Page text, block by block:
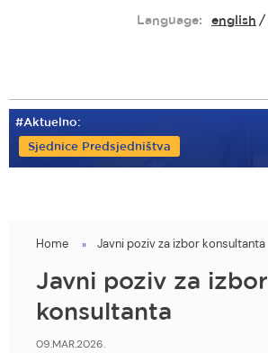
Language: english
#Aktuelno:
Sjednice Predsjedništva
You
are
here
Home Javni poziv za izbor konsultanta
Javni poziv za izbor
konsultanta
09.MAR.2026.